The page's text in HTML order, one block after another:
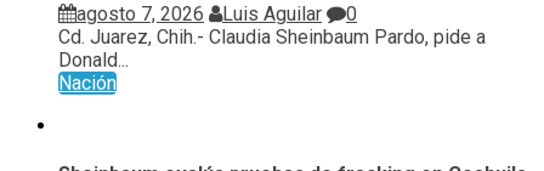
agosto 7, 2026 Luis Aguilar
0
Cd. Juarez, Chih.- Claudia Sheinbaum Pardo, pide a
Donald...
Nación